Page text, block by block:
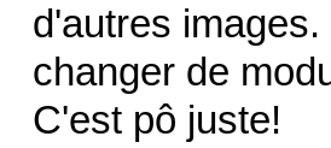
d'autres
changer de
C'est pô juste!